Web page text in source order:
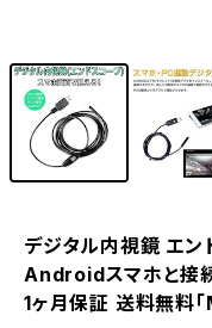
デジタル内視鏡 エ
Androidスマホと接
1ヶ月保証 送料無料